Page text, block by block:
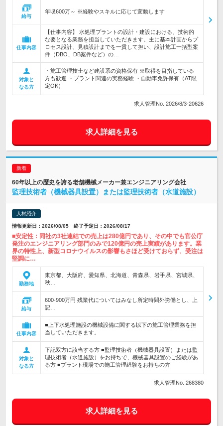
給与
年収600万～ ※経験やスキルに応じて変動します
仕事内容
【仕事内容】 水処理プラントの設計・建設における、技術的
な要となる業務を担当していただきます。主に基本計画からプ
ロセス設計、見積設計までを一貫して担い、設計施工一括型案
件（DBO、DB案件など）の…
対象と
なる方
・施工管理技士など建設系の資格保有 ※取得を目指している
方も歓迎 ・プラント関連の実務経験 ・自動車免許保有（AT限
定OK）
求人管理No. 2026/8/3-20626
求人詳細を見る
60年以上の歴史を誇る老舗機械メーカー兼エンジニアリング会社
監理技術者（機械器具設置）または監理技術者（水道施設）
人材紹介
情報更新日：2026/08/05 終了予定日：2026/08/17
■安定性：同社の3社連結での売上は280億円であり、その中でも官公庁
発注のエンジニアリング部門のみで120億円の売上実績があります。業
界の特性上、新型コロナウイルスの影響もさほど受けておらず、受注は
堅調に…
勤務地
東京都、大阪府、愛知県、北海道、青森県、岩手県、宮城県、
秋…
給与
600-900万円 残業代についてはみなし所定時間外労働とし、上
記…
仕事内容
■上下水処理施設の機械設備に関する以下の施工管理業務を担
当していただきます。
対象と
なる方
下記双方に該当する方 ■監理技術者（機械器具設置）または監
理技術者（水道施設）をお持ちで、機械器具設置のご経験があ
る方 ■プラント現場での施工管理経験をお持ちの方
求人管理No. 268380
求人詳細を見る